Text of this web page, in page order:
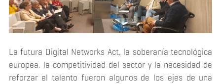
La futura Digital Networks Act, la soberanía tecnológica
europea, la competitividad del sector y la necesidad de
reforzar el talento fueron algunos de los ejes de una